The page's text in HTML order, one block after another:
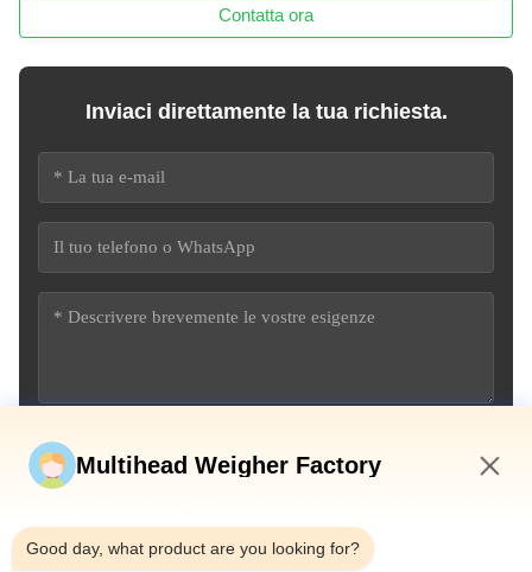
Contatta ora
Inviaci direttamente la tua richiesta.
Multihead Weigher Factory
Good day, what product are you looking for?